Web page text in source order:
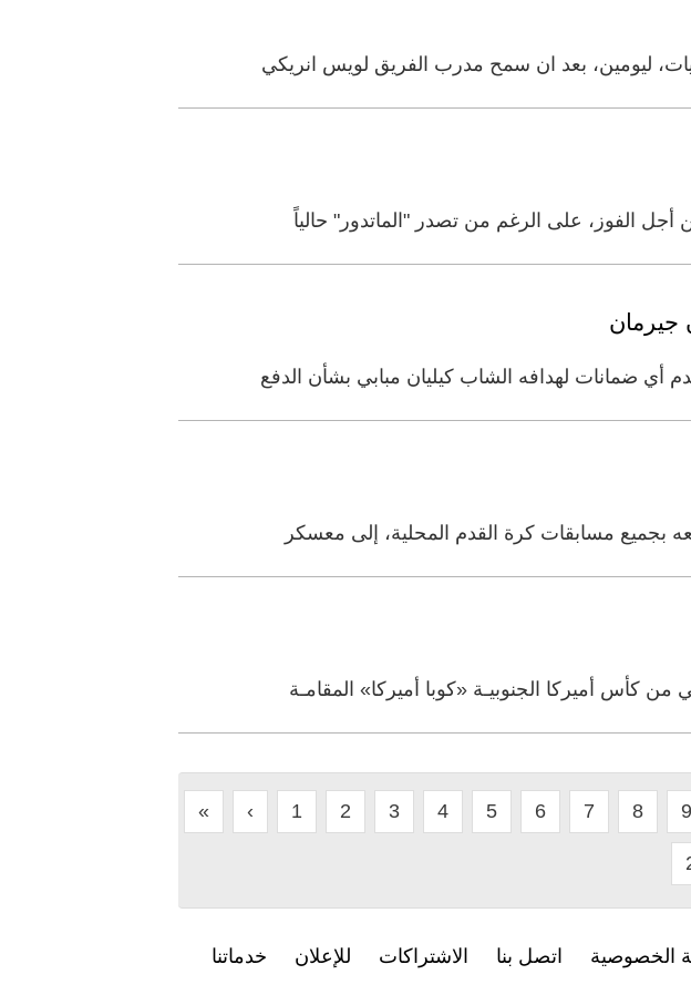
ليومين، بعد ان سمح مدرب الفريق لويس انريكي
الفوز، على الرغم من تصدر "الماتدور" حالياً
جيرمان
أي ضمانات لهدافه الشاب كيليان مبابي بشأن الدفع
بجميع مسابقات كرة القدم المحلية، إلى معسكر
كأس أميركا الجنوبيـة «كوبا أميركا» المقامـة
« ‹ 1 2 3 4 5 6 7 8 9
الخصوصية اتصل بنا الاشتراكات للإعلان خدماتنا